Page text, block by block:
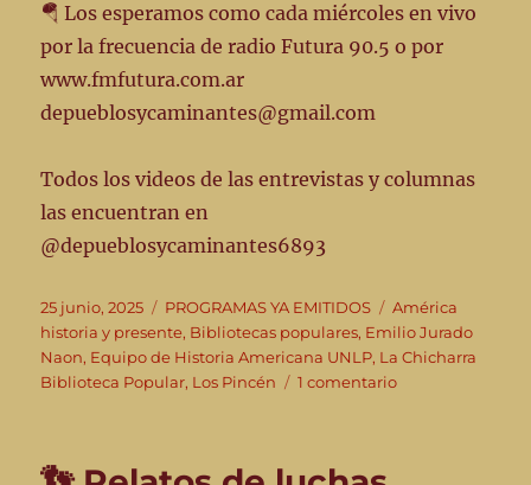
🪂 Los esperamos como cada miércoles en vivo
por la frecuencia de radio Futura 90.5 o por
www.fmfutura.com.ar
depueblosycaminantes@gmail.com
Todos los videos de las entrevistas y columnas
las encuentran en
@depueblosycaminantes6893
Publicado
el
25 junio, 2025 Categorías
PROGRAMAS YA EMITIDOS Etiquetas
América
historia y presente, Bibliotecas populares, Emilio Jurado
Naon, Equipo de Historia Americana UNLP, La Chicharra
Biblioteca Popular, Los Pincén 1 comentarioen